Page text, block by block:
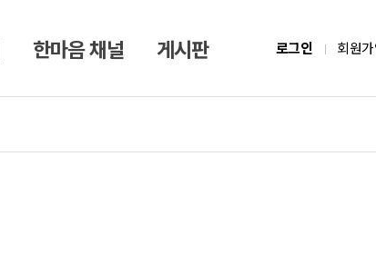
한마음 채널 게시판 로그인 회원